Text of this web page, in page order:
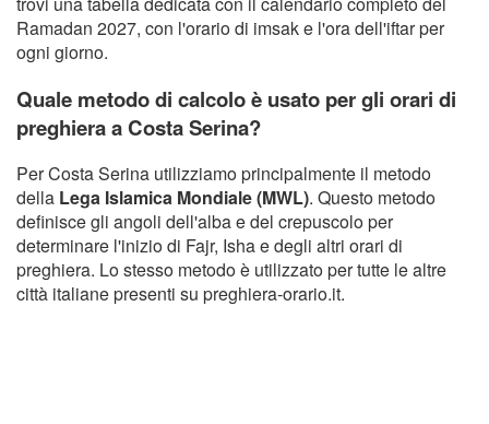
Ramadan 2027, con l'orario di imsak e l'ora dell'iftar per
ogni giorno.
Quale metodo di calcolo è usato per gli orari di
preghiera a Costa Serina?
Per Costa Serina utilizziamo principalmente il metodo
della Lega Islamica Mondiale (MWL). Questo metodo
definisce gli angoli dell'alba e del crepuscolo per
determinare l'inizio di Fajr, Isha e degli altri orari di
preghiera. Lo stesso metodo è utilizzato per tutte le altre
città italiane presenti su preghiera-orario.it.